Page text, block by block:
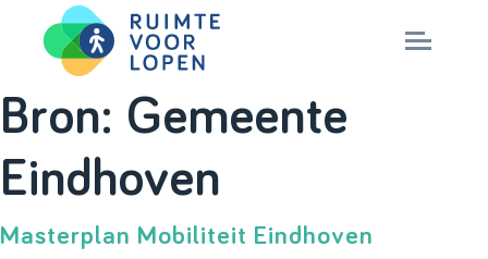
Skip
to
content
NIEUWS
Bron: Gemeente
Eindhoven
Masterplan Mobiliteit Eindhoven